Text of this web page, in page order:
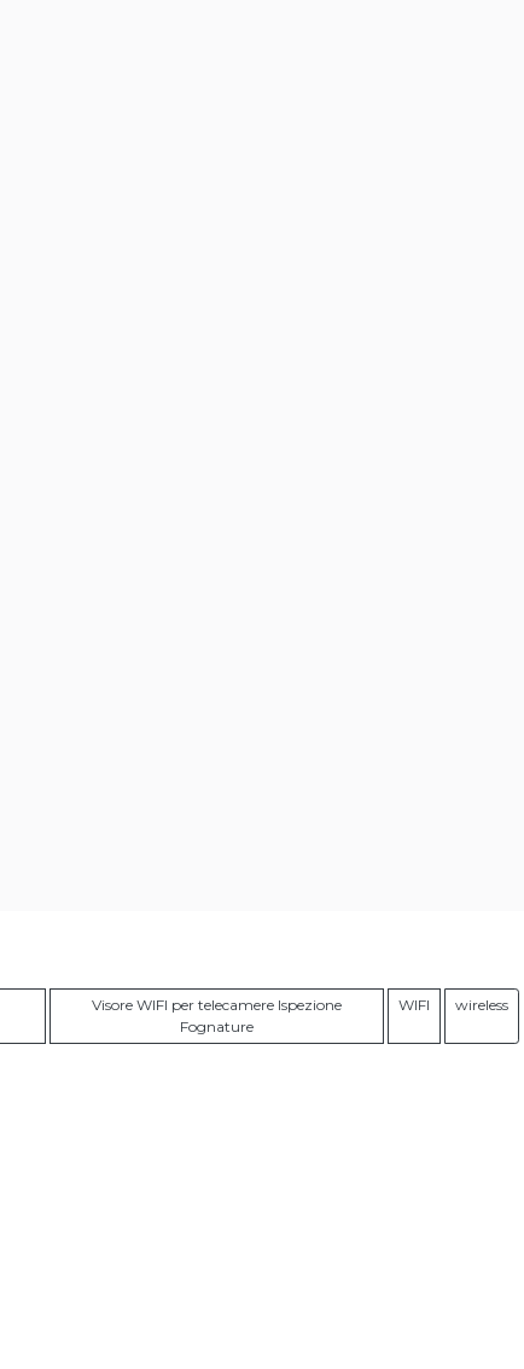
Visore WIFI per telecamere Ispezione
Fognature
WIFI wireless